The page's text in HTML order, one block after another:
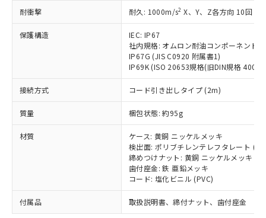
耐衝撃 耐久: 1000m/s2 X、Y、Z各方向 10回
保護構造
IEC: IP67
社内規格: オムロン耐油コンポーネント
IP67G (JIS C0920 附属書1)
IP69K (ISO 20653規格(旧DIN規格
接続方式 コード引き出しタイプ (2m)
質量 梱包状態: 約95g
材質
ケース: 黄銅 ニッケルメッキ
検出面: ポリブチレンテレフタレート
締めつけナット: 黄銅 ニッケルメッキ
歯付座金: 鉄 亜鉛メッキ
コード: 塩化ビニル (PVC)
付属品 取扱説明書、締付ナット、歯付座金
タに基づき作成されるものであり、閲
覧された時点での実際の在庫および標
準価格とは異なる場合があることをご
了承ください。
正式な納期状況および標準価格はお客
様のお取引先、またはお客様担当のオ
ムロン制御機器販売店・当社販売員に
ご相談ください。
オムロン制御機器販売店や当社販売拠
販売ネットワーク
」をご確認
在庫状況および標準価格結果を当社の
事前の承諾なく第三者に漏洩または開
示しないようお願いします。
マイパーツ機能（部品リスト作成サー
ビス）をご利用いただくには、I-Web
メンバーズにご登録されている必要が
鉛(Pb) 1000ppm以下、 水銀(Hg) 1000ppm以下、 カド
ミウム(Cd) 100ppm以下、
六価クロム(Cr(Ⅵ)) 1000ppm以下、ポリ臭化ビフェニル
類(PBB) 1000ppm以下、ポリ臭化ジフェニルエーテル類
(PBDE) 1000ppm以下、フタル酸ビス(2-エチルヘキシ
ル) (DEHP)(別名：DOP) 1000ppm以下、フタル酸ブチ
ルベンジル（BBP） 1000ppm以下、フタル酸ジブチル
（DBP） 1000ppm以下、フタル酸ジイソブチル
(DIBP) 1000ppm以下
但し、RoHS指令で産業用監視および制御機器に対する
フタル酸エステル類の４物質については閾値を超える意
部品在庫の切り替え状況などにより、予定
月が前後することがあります。
*中国RoHS10物質の基準値 (GB/T26572)：
Pb(鉛) :1000ppm、 Hg(水銀) : 1000ppm、 Cd(カドミウ
ム) : 100ppm、
Cr(Ⅵ)(六価クロム) : 1000ppm、 PBBs(ポリ臭化ビフェ
ニル類) : 1000ppm、 PBDEs(ポリ臭化ジフェニルエーテ
DBP(フタル酸ジブチル) : 1000ppm、 DIBP(フタル酸ジ
イソブチル) : 1000ppm、 BBP(フタル酸ブチルベンジ
ル) : 1000ppm、
※2 環境保護使用期限
「ｅ」：有害物質（10物質）のすべてが基
準値以下であることを示します。
「10」：通常の使用状況下において有害物
質が外部に漏えいし、環境に深刻な影響を
及ぼさない年数を意味します。
または国外への提供する場合は、日本
国政府の輸出許可(または役務取引許
可)を取得するなどの必要な手続きを
当社は規制貨物を破棄する場合は、完
全に破砕するなど、違法に輸出されな
いよう必要な手段を講じます。
当社は貴社製品を、核兵器、ミサイ
ル、化学兵器、生物兵器またはその他
武器並びにこれらの製造装置等に一切
使用いたしません。
当社は、貴社製品を第三者に販売する
場合は、上記1、2および3の内容を当
該第三者に通知します。また当社は、
販売先および販売に係わる関係者が違
法に輸出するおそれがある場合は、取
り引きをいたしません。
一定数以上の在庫あり
一定数には満たないが在庫あり
在庫なし(最新の在庫状況につ
いては、お客様のお取引先、ま
たはお客様担当のオムロン制御
機器販売店・当社販売員にご確
認ください)
受注生産機種、また在庫状況の
情報を公開していない機種